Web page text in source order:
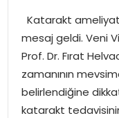
MAGAZIN
SAĞLIK
SIYASET
Katarakt
mesaj geldi. Veni
Prof. Dr. Fırat
zamanının
belirlendiğine
katarakt